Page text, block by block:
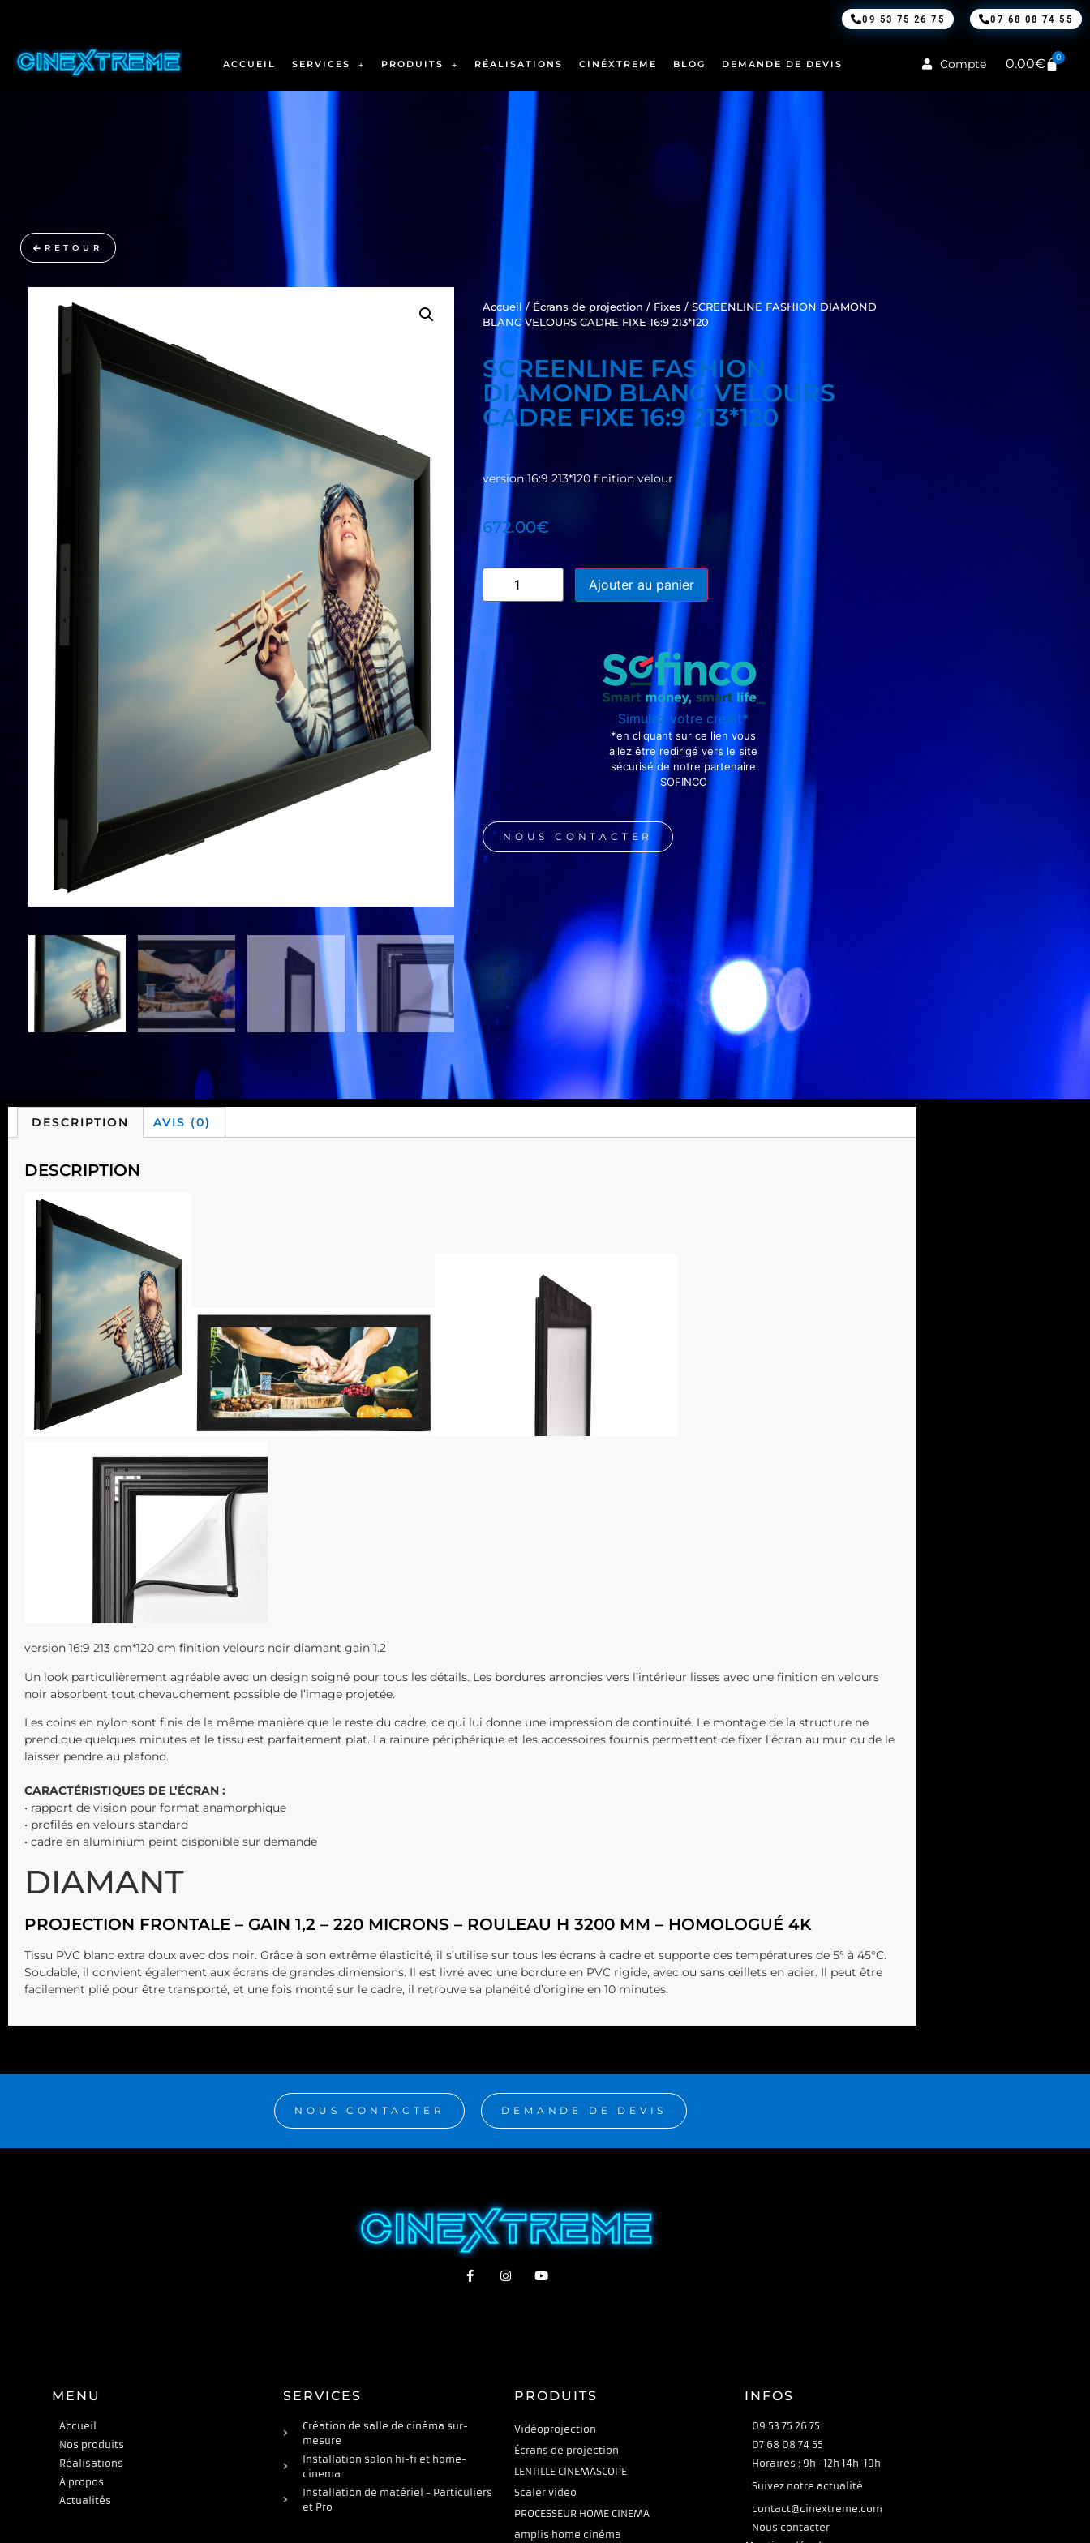
09 53 75 26 75 07 68 08 74 55
ACCUEIL SERVICES PRODUITS RÉALISATIONS CINÉXTREME BLOG DEMANDE DE DEVIS Compte 0.00€ 0
RETOUR
Accueil / Écrans de projection / Fixes / SCREENLINE FASHION DIAMOND
BLANC VELOURS CADRE FIXE 16:9 213*120
SCREENLINE FASHION
DIAMOND BLANC VELOURS
CADRE FIXE 16:9 213*120
version 16:9 213*120 finition velour
672.00€
Ajouter au panier
Simulez votre crédit*
*en cliquant sur ce lien vous
allez être redirigé vers le site
sécurisé de notre partenaire
SOFINCO
NOUS CONTACTER
DESCRIPTION AVIS (0)
DESCRIPTION
version 16:9 213 cm*120 cm finition velours noir diamant gain 1.2
Un look particulièrement agréable avec un design soigné pour tous les détails. Les bordures arrondies vers l’intérieur lisses avec une finition en velours
noir absorbent tout chevauchement possible de l’image projetée.
Les coins en nylon sont finis de la même manière que le reste du cadre, ce qui lui donne une impression de continuité. Le montage de la structure ne
prend que quelques minutes et le tissu est parfaitement plat. La rainure périphérique et les accessoires fournis permettent de fixer l’écran au mur ou de le
laisser pendre au plafond.
CARACTÉRISTIQUES DE L’ÉCRAN :
• rapport de vision pour format anamorphique
• profilés en velours standard
• cadre en aluminium peint disponible sur demande
DIAMANT
PROJECTION FRONTALE – GAIN 1,2 – 220 MICRONS – ROULEAU H 3200 MM – HOMOLOGUÉ 4K
Tissu PVC blanc extra doux avec dos noir. Grâce à son extrême élasticité, il s’utilise sur tous les écrans à cadre et supporte des températures de 5° à 45°C.
Soudable, il convient également aux écrans de grandes dimensions. Il est livré avec une bordure en PVC rigide, avec ou sans œillets en acier. Il peut être
facilement plié pour être transporté, et une fois monté sur le cadre, il retrouve sa planéité d’origine en 10 minutes.
NOUS CONTACTER DEMANDE DE DEVIS
MENU
Accueil
Nos produits
Réalisations
À propos
Actualités
SERVICES
Création de salle de cinéma sur-
mesure
Installation salon hi-fi et home-
cinema
Installation de matériel - Particuliers
et Pro
PRODUITS
Vidéoprojection
Écrans de projection
LENTILLE CINEMASCOPE
Scaler video
PROCESSEUR HOME CINEMA
amplis home cinéma
INFOS
09 53 75 26 75
07 68 08 74 55
Horaires : 9h -12h 14h-19h
Suivez notre actualité
contact@cinextreme.com
Nous contacter